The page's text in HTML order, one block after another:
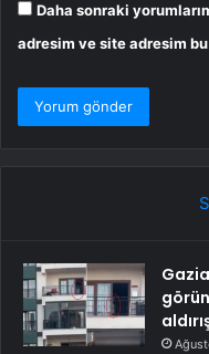
Daha sonraki
adresim ve site adresim